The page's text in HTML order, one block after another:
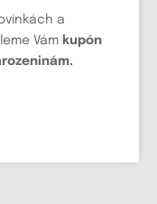
a
Vám kupón